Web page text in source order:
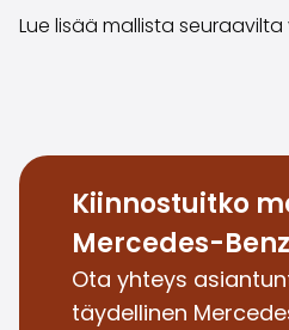
Auton ostaminen etänä
Saka Finland Oy
Hallinto
Ostotiimi
Yhteydenotto
Rekrytointi
Laskutustiedot
Lue lisää mallista
Kiinnostuitko
Mercedes-
Ota yhteys
täydellinen